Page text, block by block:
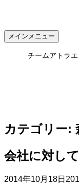
テ
ン
メインメニュー
チームアトラエ
カテゴリー:
会社に対し
2014年10月18日